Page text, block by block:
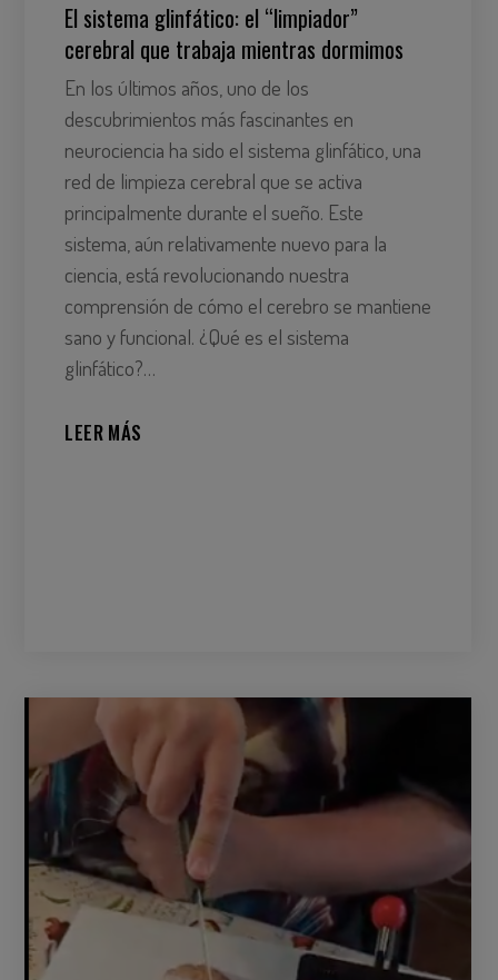
El sistema glinfático: el “limpiador”
cerebral que trabaja mientras dormimos
En los últimos años, uno de los
descubrimientos más fascinantes en
neurociencia ha sido el sistema glinfático, una
red de limpieza cerebral que se activa
principalmente durante el sueño. Este
sistema, aún relativamente nuevo para la
ciencia, está revolucionando nuestra
comprensión de cómo el cerebro se mantiene
sano y funcional. ¿Qué es el sistema
glinfático?…
LEER MÁS